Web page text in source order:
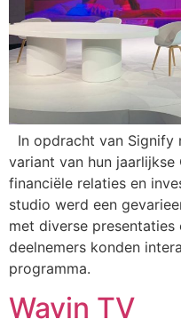
In opdracht van Signify
variant van hun
financiële relaties en
studio werd een
met diverse
deelnemers konden
programma.
Wavin TV